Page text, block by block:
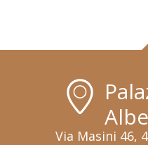
Via Masini 46,